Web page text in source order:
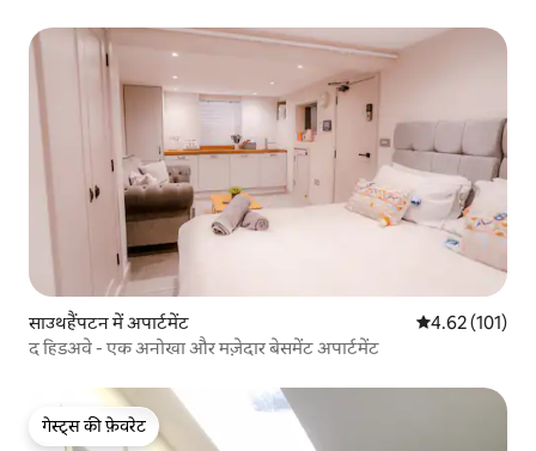
साउथहैंपटन में अपार्टमेंट औसत रेटिंग 5 में से
4.62 (101)
द हिडअवे - एक अनोखा और मज़ेदार बेसमेंट अपार्टमेंट
गेस्ट्स की फ़ेवरेट
गेस्ट्स की फ़ेवरेट